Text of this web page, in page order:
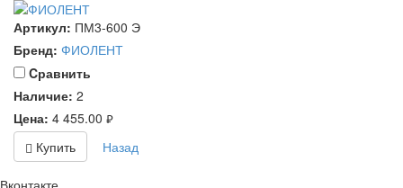
Артикул: ПМ3-600 Э
Бренд: ФИОЛЕНТ
Cравнить
Наличие: 2
Цена: 4 455.00 руб.
Купить Назад